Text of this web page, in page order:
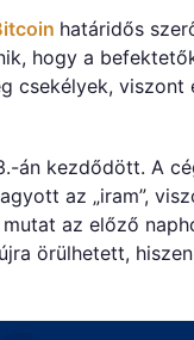
a
határidős
hogy a
csekélyek,
án kezdődött. A
az „iram”,
az előző
örülhetett,